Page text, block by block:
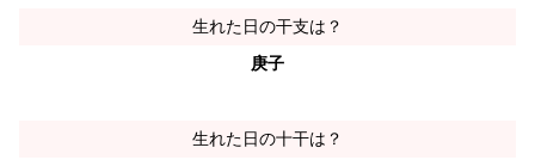
生れた日の干支は？
庚子
生れた日の十干は？